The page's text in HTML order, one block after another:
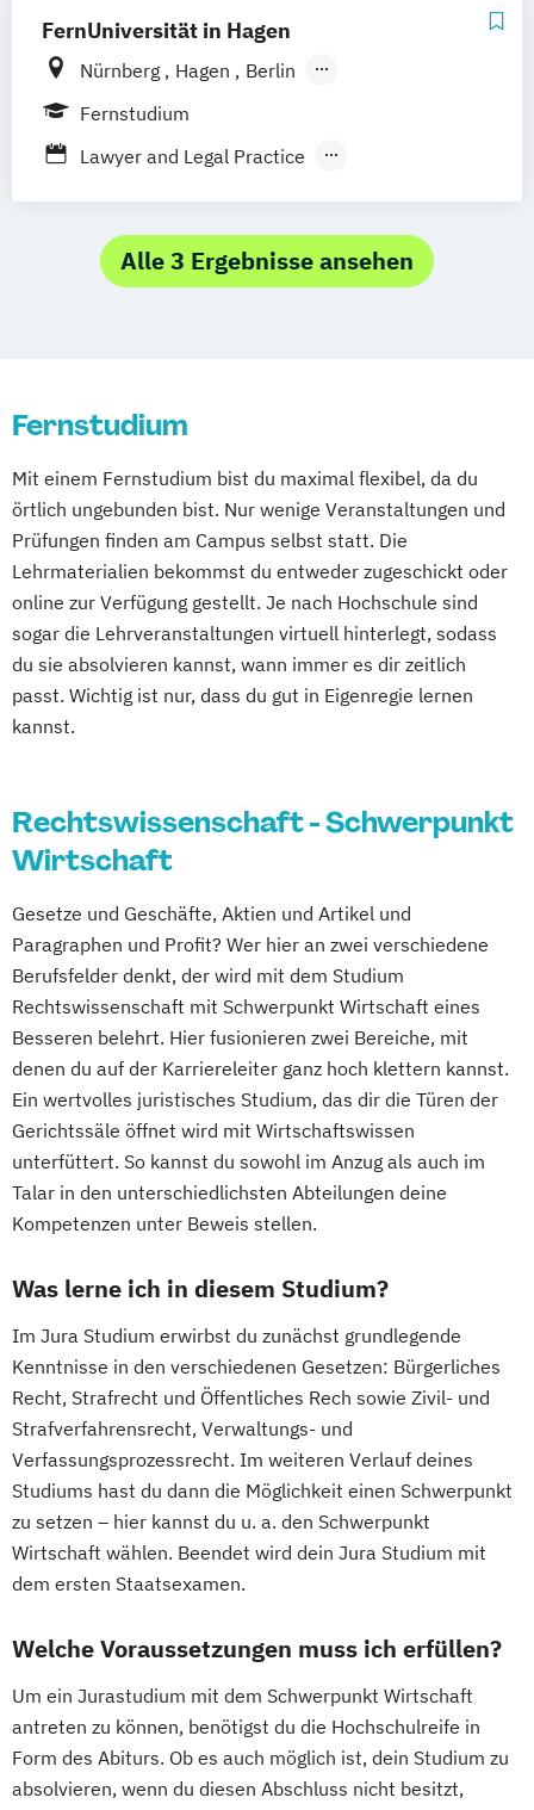
FernUniversität in Hagen
Nürnberg Hagen
Berlin
Frankfurt am Main
Neuss Stuttgart Bonn
Fernstudium
Lawyer and Legal Practice
Alle 3 Ergebnisse ansehen
Fernstudium
Mit einem Fernstudium bist du maximal flexibel, da du
örtlich ungebunden bist. Nur wenige Veranstaltungen und
Prüfungen finden am Campus selbst statt. Die
Lehrmaterialien bekommst du entweder zugeschickt oder
online zur Verfügung gestellt. Je nach Hochschule sind
sogar die Lehrveranstaltungen virtuell hinterlegt, sodass
du sie absolvieren kannst, wann immer es dir zeitlich
passt. Wichtig ist nur, dass du gut in Eigenregie lernen
kannst.
Rechtswissenschaft - Schwerpunkt
Wirtschaft
Gesetze und Geschäfte, Aktien und Artikel und
Paragraphen und Profit? Wer hier an zwei verschiedene
Berufsfelder denkt, der wird mit dem Studium
Rechtswissenschaft mit Schwerpunkt Wirtschaft eines
Besseren belehrt. Hier fusionieren zwei Bereiche, mit
denen du auf der Karriereleiter ganz hoch klettern kannst.
Ein wertvolles juristisches Studium, das dir die Türen der
Gerichtssäle öffnet wird mit Wirtschaftswissen
unterfüttert. So kannst du sowohl im Anzug als auch im
Talar in den unterschiedlichsten Abteilungen deine
Kompetenzen unter Beweis stellen.
Was lerne ich in diesem Studium?
Im Jura Studium erwirbst du zunächst grundlegende
Kenntnisse in den verschiedenen Gesetzen: Bürgerliches
Recht, Strafrecht und Öffentliches Rech sowie Zivil- und
Strafverfahrensrecht, Verwaltungs- und
Verfassungsprozessrecht. Im weiteren Verlauf deines
Studiums hast du dann die Möglichkeit einen Schwerpunkt
zu setzen – hier kannst du u. a. den Schwerpunkt
Wirtschaft wählen. Beendet wird dein Jura Studium mit
dem ersten Staatsexamen.
Welche Voraussetzungen muss ich erfüllen?
Um ein Jurastudium mit dem Schwerpunkt Wirtschaft
antreten zu können, benötigst du die Hochschulreife in
Form des Abiturs. Ob es auch möglich ist, dein Studium zu
absolvieren, wenn du diesen Abschluss nicht besitzt,